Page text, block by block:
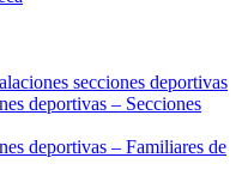
secciones deportivas
deportivas – Secciones
deportivas – Familiares de